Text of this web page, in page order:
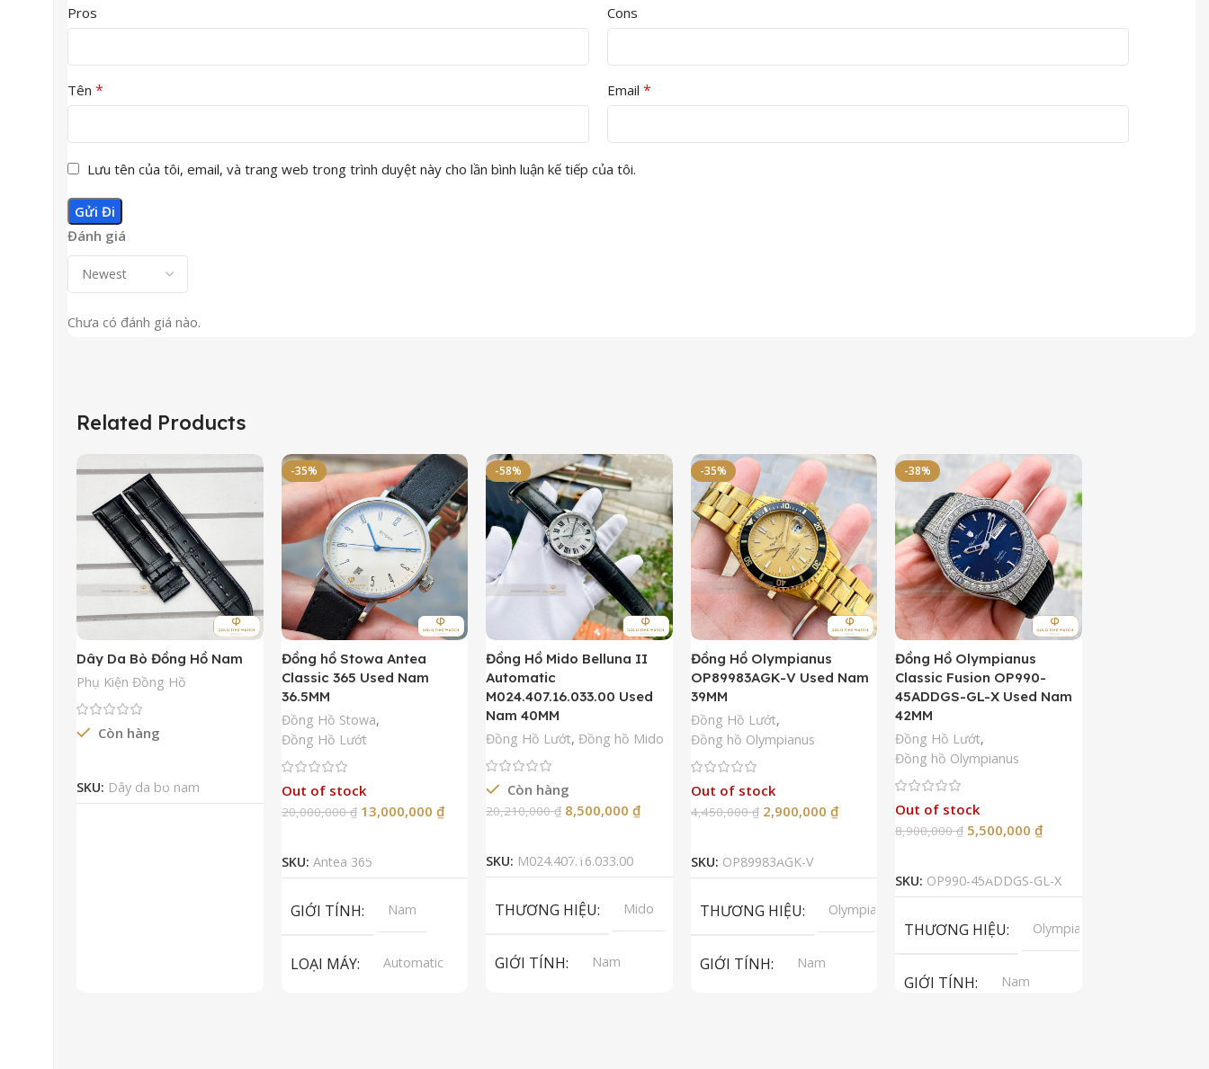
Đánh giá
Chưa có đánh giá nào.
Pros Cons
Tên * Email *
Lưu tên của tôi, email, và trang web trong trình duyệt này cho lần bình luận kế tiếp của tôi.
Related Products
Dây Da Bò Đồng Hồ Nam
Phụ Kiện Đồng Hồ
Còn hàng
SKU: Dây da bò nam
-35%
Đồng hồ Stowa Antea
Classic 365 Used Nam
36.5MM
Đồng Hồ Stowa,
Đồng Hồ Lướt
Out of stock
20,000,000₫ 13,000,000 ₫
SKU: Antea 365
GIỚI TÍNH Nam
LOẠI MÁY
Automatic
-58%
Đồng Hồ Mido Belluna II
Automatic
M024.407.16.033.00 Used
Nam 40MM
Đồng Hồ Lướt, Đồng hồ Mido
Còn hàng
20,210,000₫ 8,500,000 ₫
SKU: M024.407.16.033.00
THƯƠNG HIỆU Mido
GIỚI TÍNH Nam
-35%
Đồng Hồ Olympianus
OP89983AGK-V Used Nam
39MM
Đồng Hồ Lướt,
Đồng hồ Olympianus
Out of stock
4,450,000₫ 2,900,000 ₫
SKU: OP89983AGK-V
THƯƠNG HIỆU Olympianus
GIỚI TÍNH Nam
-38%
Đồng Hồ Olympianus
Classic Fusion OP990-
45ADDGS-GL-X Used Nam
42MM
Đồng Hồ Lướt,
Đồng hồ Olympianus
Out of stock
8,900,000₫ 5,500,000 ₫
SKU: OP990-45ADDGS-GL-X
THƯƠNG HIỆU Olympianus
GIỚI TÍNH Nam